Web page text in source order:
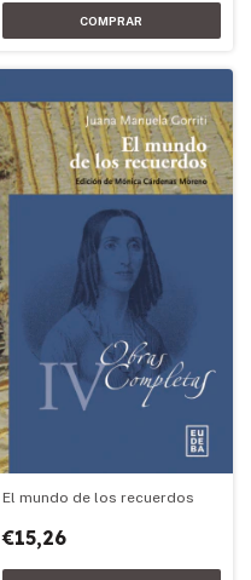
El mundo de los recuerdos
€15,26